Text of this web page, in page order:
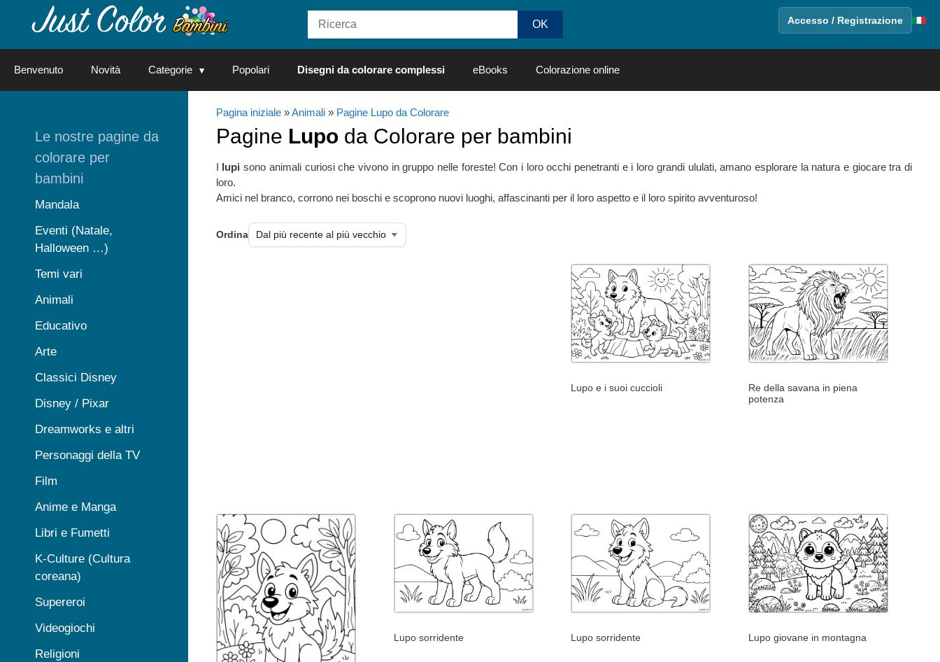
Accesso / Registrazione
Benvenuto Novità Categorie Popolari Disegni da colorare complessi eBooks Colorazione online
Pagina iniziale»Animali» Pagine Lupo da Colorare
Pagine Lupoda Colorare per bambini
I lupi sono animali curiosi che vivono in gruppo nelle foreste! Con i loro occhi penetranti e i loro grandi ululati, amano esplorare la natura e giocare tra di
loro.
Amici nel branco, corrono nei boschi e scoprono nuovi luoghi, affascinanti per il loro aspetto e il loro spirito avventuroso!
Ordina
Lupo e i suoi cuccioli
Re della savana in piena
potenza
Lupo sorridente Lupo sorridente Lupo giovane in montagna
Le nostre pagine da
colorare per
bambini
Mandala
Eventi (Natale,
Halloween …)
Temi vari
Animali
Educativo
Arte
Classici Disney
Disney / Pixar
Dreamworks e altri
Personaggi della TV
Film
Anime e Manga
Libri e Fumetti
K-Culture (Cultura
coreana)
Supereroi
Videogiochi
Religioni